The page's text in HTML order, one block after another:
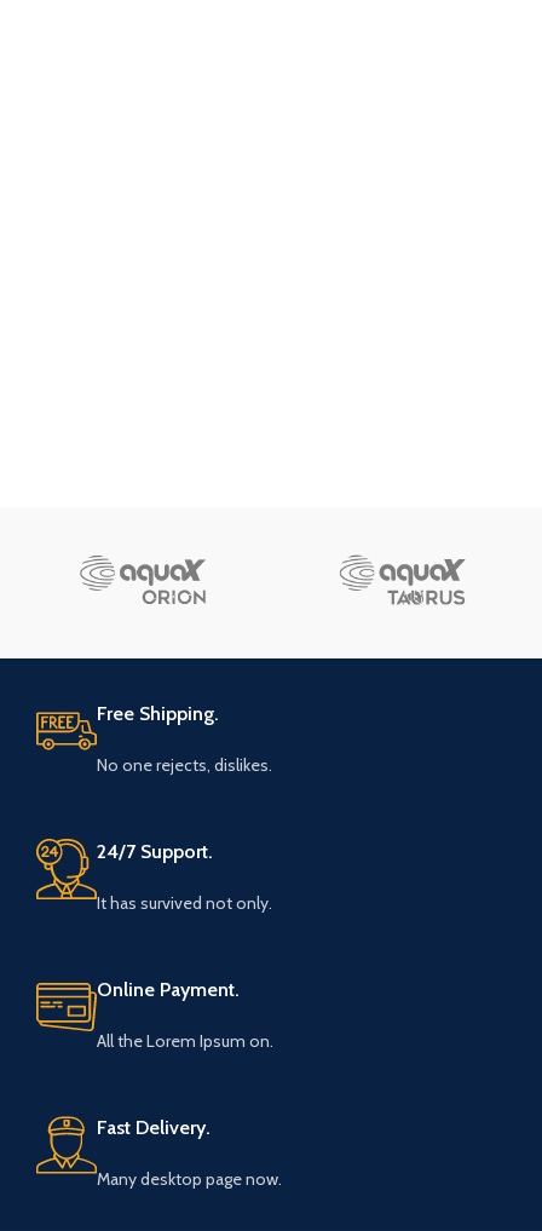
Free Shipping.
No one rejects, dislikes.
24/7 Support.
It has survived not only.
Online Payment.
All the Lorem Ipsum on.
Fast Delivery.
Many desktop page now.